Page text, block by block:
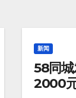
新闻
58同
2000